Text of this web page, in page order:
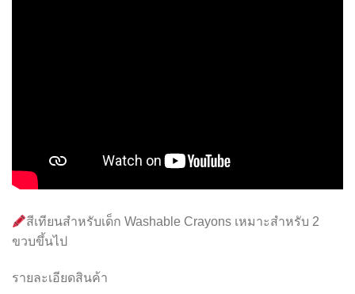
สีเทียนสำหรับเด็ก Washable Crayons เหมาะสำหรับ 2
ขวบขึ้นไป
รายละเอียดสินค้า